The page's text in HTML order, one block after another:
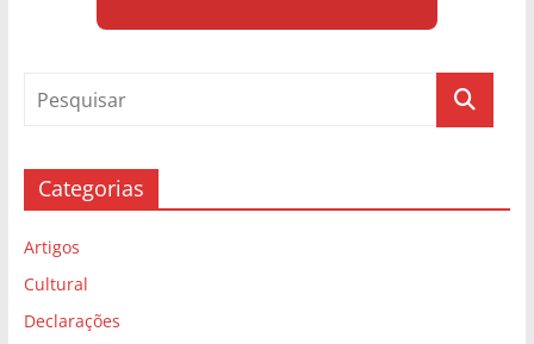
Categorias
Artigos
Cultural
Declarações